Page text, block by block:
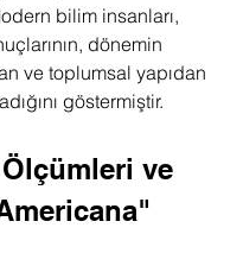
bilim insanları,
dönemin
ve toplumsal yapıdan
göstermiştir.
Ölçümleri ve